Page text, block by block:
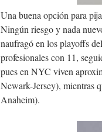
Una buena opción para
Ningún riesgo y nada
naufragó en los playoffs
profesionales con 11,
pues en NYC viven
Newark-Jersey), mientras
Anaheim).